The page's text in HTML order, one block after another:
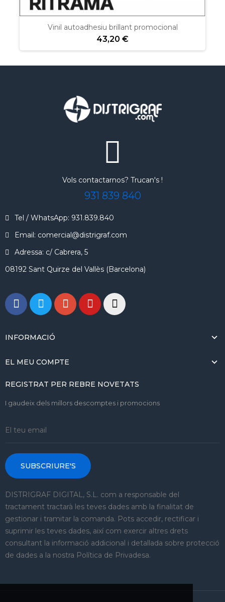
Vinil autoadhesiu brillant promocional
43,20 €
Vols contactarnos? Trucan's !
931 839 840
Tel / WhatsApp: 931.839.840
Email: comercial@distrigraf.com
Adressa: c/ Cabrera, 5
08192 Sant Quirze del Vallès (Barcelona)
INFORMACIÓ
EL MEU COMPTE
REGISTRAT PER REBRE NOVETATS
I gaudeix dels millors descomptes i promocions
SUBSCRIURE'S
DISTRIGRAF DIGITAL, S.L. com a responsable del
tractament tractarà les teves dades amb la finalitat de
gestionar i tramitar la comanda. Pots accedir, rectificar i
suprimir les teves dades, així com exercir altres drets
consultant la informació addicional i detallada sobre protecció
de dades a la nostra Política de Privadesa.